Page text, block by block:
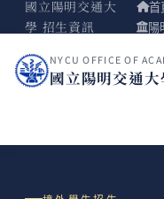
國立陽明交通大
學 招生資訊
首
陽
NYCU OFFICE OF
國立陽明交通